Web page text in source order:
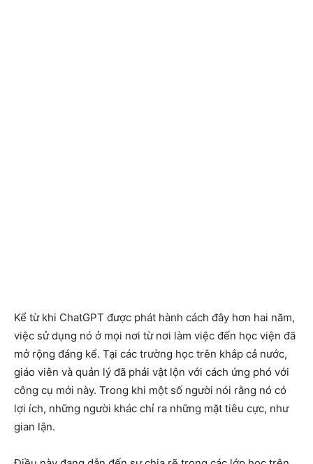
Kể từ khi ChatGPT được phát hành cách đây hơn hai năm,
việc sử dụng nó ở mọi nơi từ nơi làm việc đến học viện đã
mở rộng đáng kể. Tại các trường học trên khắp cả nước,
giáo viên và quản lý đã phải vật lộn với cách ứng phó với
công cụ mới này. Trong khi một số người nói rằng nó có
lợi ích, những người khác chỉ ra những mặt tiêu cực, như
gian lận.